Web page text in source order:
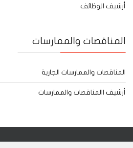
أرشيف الوظائف
المناقصات والممارسات
المناقصات والممارسات الجارية
أرشيف االمناقصات والممارسات